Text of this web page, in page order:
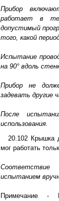
Прибор
работает в
допустимый
того, какой
Испытание
на 90° вдоль
Прибор не
задевать другие
После
использования.
20.102 Крышка
мог работать
испытанием
Примечание -